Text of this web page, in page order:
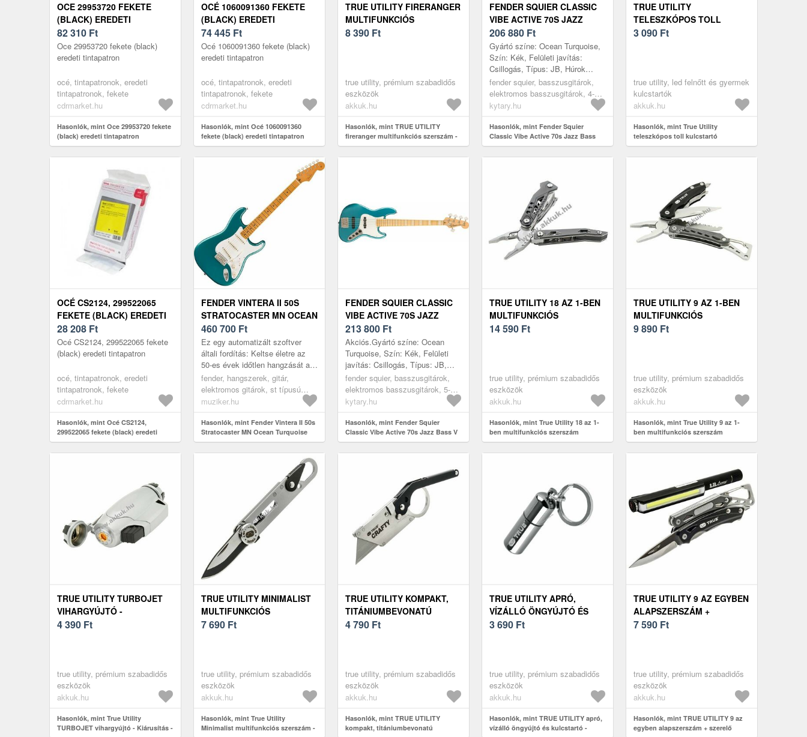
OCE 29953720 FEKETE
(BLACK) EREDETI
TINTAPATRON
82 310 Ft
Oce 29953720 fekete (black)
eredeti tintapatron
océ, tintapatronok, eredeti
tintapatronok, fekete
cdrmarket.hu
Hasonlók, mint Oce 29953720 fekete
(black) eredeti tintapatron
OCÉ 1060091360 FEKETE
(BLACK) EREDETI
TINTAPATRON
74 445 Ft
Océ 1060091360 fekete (black)
eredeti tintapatron
océ, tintapatronok, eredeti
tintapatronok, fekete
cdrmarket.hu
Hasonlók, mint Océ 1060091360
fekete (black) eredeti tintapatron
TRUE UTILITY FIRERANGER
MULTIFUNKCIÓS
SZERSZÁM - KIÁRUSÍTÁS
8 390 Ft
true utility, prémium szabadidős
eszközök
akkuk.hu
Hasonlók, mint TRUE UTILITY
fireranger multifunkciós szerszám -
Kiárusítás
FENDER SQUIER CLASSIC
VIBE ACTIVE 70S JAZZ
BASS MN OCT
206 880 Ft
Gyártó színe: Ocean Turquoise,
Szín: Kék, Felületi javítás:
Csillogás, Típus: JB, Húrok
száma: 4, Test: Nyárfa, Top:
Nem tartalmaz, Nyak: Juharfa, ...
fender squier, basszusgitárok,
elektromos basszusgitárok, 4-
húros, j-bass
kytary.hu
Hasonlók, mint Fender Squier
Classic Vibe Active 70s Jazz Bass
MN OCT
TRUE UTILITY
TELESZKÓPOS TOLL
KULCSTARTÓ
3 090 Ft
true utility, led felnőtt és gyermek
kulcstartók
akkuk.hu
Hasonlók, mint True Utility
teleszkópos toll kulcstartó
OCÉ CS2124, 299522065
FEKETE (BLACK) EREDETI
TINTAPATRON
28 208 Ft
Océ CS2124, 299522065 fekete
(black) eredeti tintapatron
océ, tintapatronok, eredeti
tintapatronok, fekete
cdrmarket.hu
Hasonlók, mint Océ CS2124,
299522065 fekete (black) eredeti
tintapatron
FENDER VINTERA II 50S
STRATOCASTER MN OCEAN
TURQUOISE ELEKTROMOS
GITÁR
460 700 Ft
Ez egy automatizált szoftver
általi fordítás: Keltse életre az
50-es évek időtlen hangzását a
Vintera® II '50s Stratocaster®-
rel, és tapasztalja me...
fender, hangszerek, gitár,
elektromos gitárok, st típusú
elektromos gitárok, blue
muziker.hu
Hasonlók, mint Fender Vintera II 50s
Stratocaster MN Ocean Turquoise
Elektromos gitár
FENDER SQUIER CLASSIC
VIBE ACTIVE 70S JAZZ
BASS V MN OCT
213 800 Ft
Akciós.Gyártó színe: Ocean
Turquoise, Szín: Kék, Felületi
javítás: Csillogás, Típus: JB,
Húrok száma: 5, Test: Nyárfa,
Top: Nem tartalmaz, Nyak:
Juharfa, ...
fender squier, basszusgitárok,
elektromos basszusgitárok, 5-
húros, j-bass
kytary.hu
Hasonlók, mint Fender Squier
Classic Vibe Active 70s Jazz Bass V
MN OCT
TRUE UTILITY 18 AZ 1-BEN
MULTIFUNKCIÓS
SZERSZÁM
14 590 Ft
true utility, prémium szabadidős
eszközök
akkuk.hu
Hasonlók, mint True Utility 18 az 1-
ben multifunkciós szerszám
TRUE UTILITY 9 AZ 1-BEN
MULTIFUNKCIÓS
SZERSZÁM
9 890 Ft
true utility, prémium szabadidős
eszközök
akkuk.hu
Hasonlók, mint True Utility 9 az 1-
ben multifunkciós szerszám
TRUE UTILITY TURBOJET
VIHARGYÚJTÓ -
KIÁRUSÍTÁS - A KÉSZLET
4 390 Ft
true utility, prémium szabadidős
eszközök
akkuk.hu
Hasonlók, mint True Utility
TURBOJET vihargyújtó - Kiárusítás -
TRUE UTILITY MINIMALIST
MULTIFUNKCIÓS
SZERSZÁM - A KÉSZLET
7 690 Ft
true utility, prémium szabadidős
eszközök
akkuk.hu
Hasonlók, mint True Utility
Minimalist multifunkciós szerszám -
TRUE UTILITY KOMPAKT,
TITÁNIUMBEVONATÚ
ÖSSZECSUKHATÓ KÉS,
4 790 Ft
true utility, prémium szabadidős
eszközök
akkuk.hu
Hasonlók, mint TRUE UTILITY
kompakt, titániumbevonatú
TRUE UTILITY APRÓ,
VÍZÁLLÓ ÖNGYÚJTÓ ÉS
KULCSTARTÓ - KIÁRUSÍTÁS
3 690 Ft
true utility, prémium szabadidős
eszközök
akkuk.hu
Hasonlók, mint TRUE UTILITY apró,
vízálló öngyújtó és kulcstartó -
TRUE UTILITY 9 AZ EGYBEN
ALAPSZERSZÁM +
SZERELŐ LÁMPA
7 590 Ft
true utility, prémium szabadidős
eszközök
akkuk.hu
Hasonlók, mint TRUE UTILITY 9 az
egyben alapszerszám + szerelő